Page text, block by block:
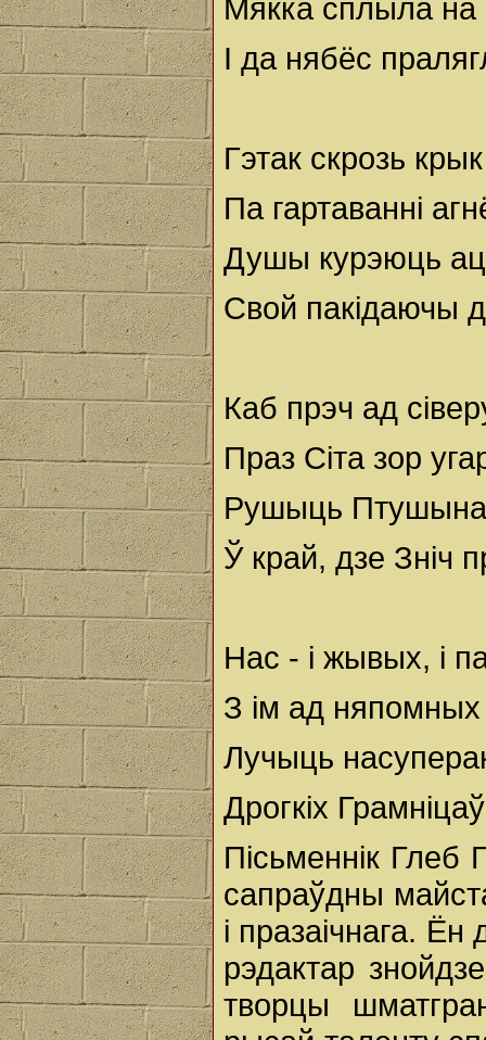
Мякка сплыла на
І да нябёс
Гэтак скрозь
Па гартаванні
Душы курэюць
Свой пакідаючы
Каб прэч ад
Праз Сіта зор
Рушыць
Ў край, дзе Зніч
Нас - і жывых, і
З ім ад няпомных
Лучыць
Дрогкіх
Пісьменнік Глеб
сапраўдны
і празаічнага.
рэдактар
творцы